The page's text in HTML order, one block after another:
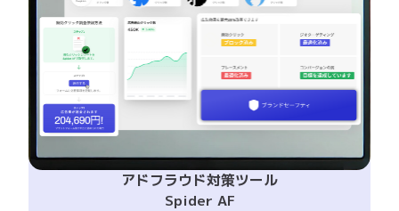
アドフラウド対策ツール
Spider AF